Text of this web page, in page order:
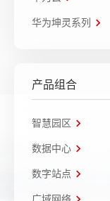
华为坤灵系列
产品组合
智慧园区
数据中心
数字站点